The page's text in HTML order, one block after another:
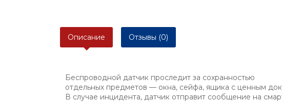
Описание Отзывы (0)
Беспроводной датчик проследит за сохранностью
отдельных предметов — окна, сейфа, ящика с ценным
В случае инцидента, датчик отправит сообщение на